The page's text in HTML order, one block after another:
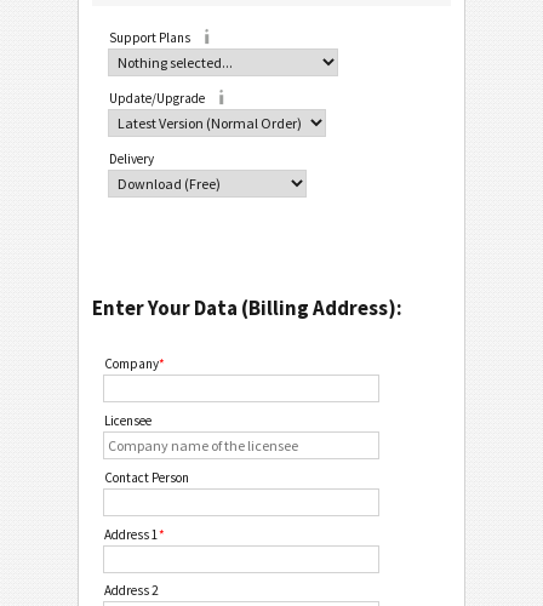
Support Plans
Update/Upgrade
Delivery
Enter Your Data (Billing Address):
Company*
Licensee
Contact Person
Address 1 *
Address 2